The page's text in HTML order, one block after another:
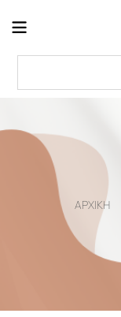
ΑΡΧΙΚΗ